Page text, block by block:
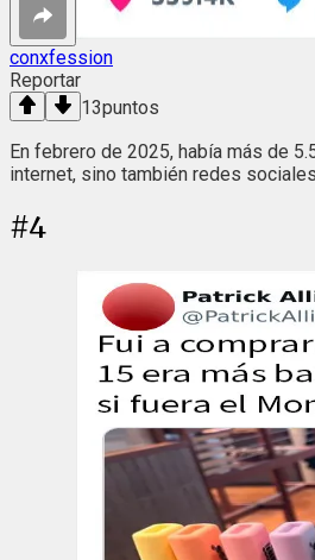
conxfession
Reportar
13puntos
En febrero de 2025, había más de
internet, sino también redes
#4